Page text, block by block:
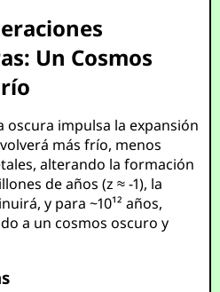
Un Cosmos
oscura impulsa la expansión
más frío, menos
alterando la formación
de años (z ≈ -1), la
y para ~10¹² años,
a un cosmos oscuro y